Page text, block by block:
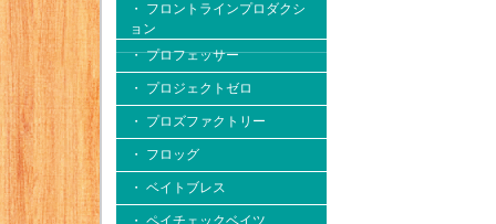
・ フロントラインプロダクシ
ョン
・ プロフェッサー
・ プロジェクトゼロ
・ プロズファクトリー
・ フロッグ
・ ベイトブレス
・ ペイチェックベイツ